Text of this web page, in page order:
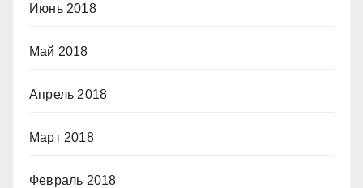
Июнь 2018
Май 2018
Апрель 2018
Март 2018
Февраль 2018